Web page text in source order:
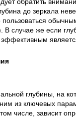
до зеркала
В случае же если
глубины, на
из ключевых
числе, зависит